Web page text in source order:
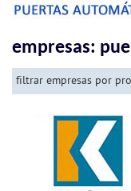
empresas:
filtrar empresas por